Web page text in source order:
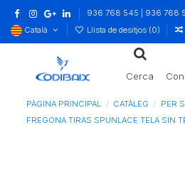
936 768 545 | 936 768
Català
Llista de desitjos (0)
Cerca
PÀGINA PRINCIPAL CATÀLEG
PER
FREGONA TIRAS SPUNLACE TELA SIN